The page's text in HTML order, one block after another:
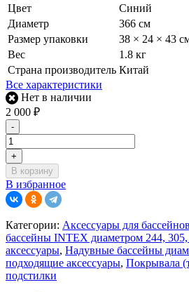
Цвет
Синий
Диаметр
366 см
Размер упаковки
38 × 24 × 43
Вес
1.8 кг
Страна производитель Китай
Все характеристики
Нет в наличии
2 000 ₽
-
+
В корзину
В избранное
Категории: Аксессуары для
бассейны INTEX диаметром 244,
аксессуары, Надувные бассейны
подходящие аксессуары, Покрывала
подстилки